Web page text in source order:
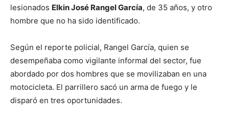
lesionados Elkin José Rangel García, de 35 años, y otro
hombre que no ha sido identificado.
Según el reporte policial, Rangel García, quien se
desempeñaba como vigilante informal del sector, fue
abordado por dos hombres que se movilizaban en una
motocicleta. El parrillero sacó un arma de fuego y le
disparó en tres oportunidades.